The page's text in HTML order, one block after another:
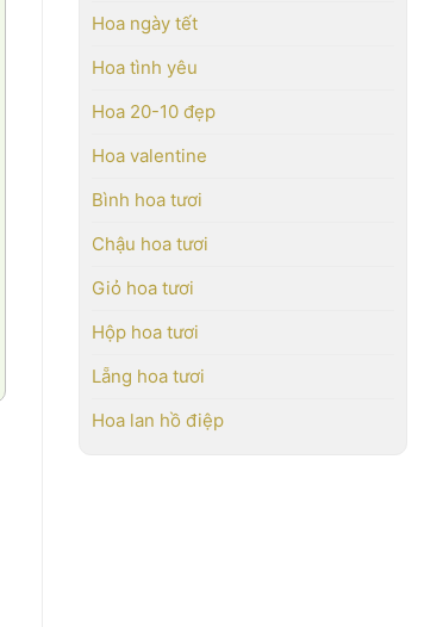
Hoa ngày tết
Hoa tình yêu
Hoa 20-10 đẹp
Hoa valentine
Bình hoa tươi
Chậu hoa tươi
Giỏ hoa tươi
Hộp hoa tươi
Lẵng hoa tươi
Hoa lan hồ điệp